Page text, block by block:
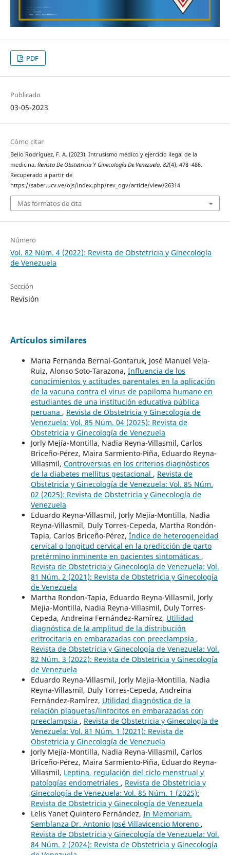
PDF
Publicado
03-05-2023
Cómo citar
Bello Rodríguez, F. A. (2023). Intrusismo médico y ejercicio ilegal de la
medicina. Revista De Obstetricia Y Ginecología De Venezuela, 82(4), 478–486.
Recuperado a partir de
https://saber.ucv.ve/ojs/index.php/rev_ogv/article/view/26314
Más formatos de cita
Número
Vol. 82 Núm. 4 (2022): Revista de Obstetricia y Ginecología
de Venezuela
Sección
Revisión
Artículos similares
Maria Fernanda Bernal-Gontaruk, José Manuel Vela-
Ruiz, Alonso Soto-Tarazona, Influencia de los
conocimientos y actitudes parentales en la aplicación
de la vacuna contra el virus de papiloma humano en
estudiantes de una institución educativa pública
peruana , Revista de Obstetricia y Ginecología de
Venezuela: Vol. 85 Núm. 04 (2025): Revista de
Obstetricia y Ginecología de Venezuela
Jorly Mejía-Montilla, Nadia Reyna-Villasmil, Carlos
Briceño-Pérez, Maira Sarmiento-Piña, Eduardo Reyna-
Villasmil, Controversias en los criterios diagnósticos
de la diabetes mellitus gestacional , Revista de
Obstetricia y Ginecología de Venezuela: Vol. 85 Núm.
02 (2025): Revista de Obstetricia y Ginecología de
Venezuela
Eduardo Reyna-Villasmil, Jorly Mejia-Montilla, Nadia
Reyna-Villasmil, Duly Torres-Cepeda, Martha Rondón-
Tapia, Carlos Briceño-Pérez, Índice de heterogeneidad
cervical o longitud cervical en la predicción de parto
pretérmino inminente en pacientes sintomáticas ,
Revista de Obstetricia y Ginecología de Venezuela: Vol.
81 Núm. 2 (2021): Revista de Obstetricia y Ginecología
de Venezuela
Martha Rondon-Tapia, Eduardo Reyna-Villasmil, Jorly
Mejia-Montilla, Nadia Reyna-Villasmil, Duly Torres-
Cepeda, Andreina Fernández-Ramírez, Utilidad
diagnóstica de la amplitud de la distribución
eritrocitaria en embarazadas con preeclampsia ,
Revista de Obstetricia y Ginecología de Venezuela: Vol.
82 Núm. 3 (2022): Revista de Obstetricia y Ginecología
de Venezuela
Eduardo Reyna-Villasmil, Jorly Mejia-Montilla, Nadia
Reyna-Villasmil, Duly Torres-Cepeda, Andreina
Fernández-Ramírez, Utilidad diagnóstica de la
relación plaquetas/linfocitos en embarazadas con
preeclampsia , Revista de Obstetricia y Ginecología de
Venezuela: Vol. 81 Núm. 1 (2021): Revista de
Obstetricia y Ginecología de Venezuela
Jorly Mejía-Montilla, Nadia Reyna-Villasmil, Carlos
Briceño-Pérez, Maira Sarmiento-Piña, Eduardo Reyna-
Villasmil, Leptina, regulación del ciclo menstrual y
patologías endometriales , Revista de Obstetricia y
Ginecología de Venezuela: Vol. 85 Núm. 1 (2025):
Revista de Obstetricia y Ginecología de Venezuela
Lelis Yanet Quintero Fernández, In Memoriam.
Semblanza Dr. Antonio José Villavicencio Moreno ,
Revista de Obstetricia y Ginecología de Venezuela: Vol.
84 Núm. 2 (2024): Revista de Obstetricia y Ginecología